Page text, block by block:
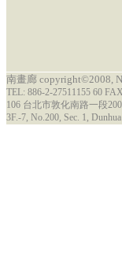
南畫廊 copyright©2008,
TEL: 886-2-27511155 60
106 台北市敦化南路一段
3F.-7, No.200, Sec. 1,